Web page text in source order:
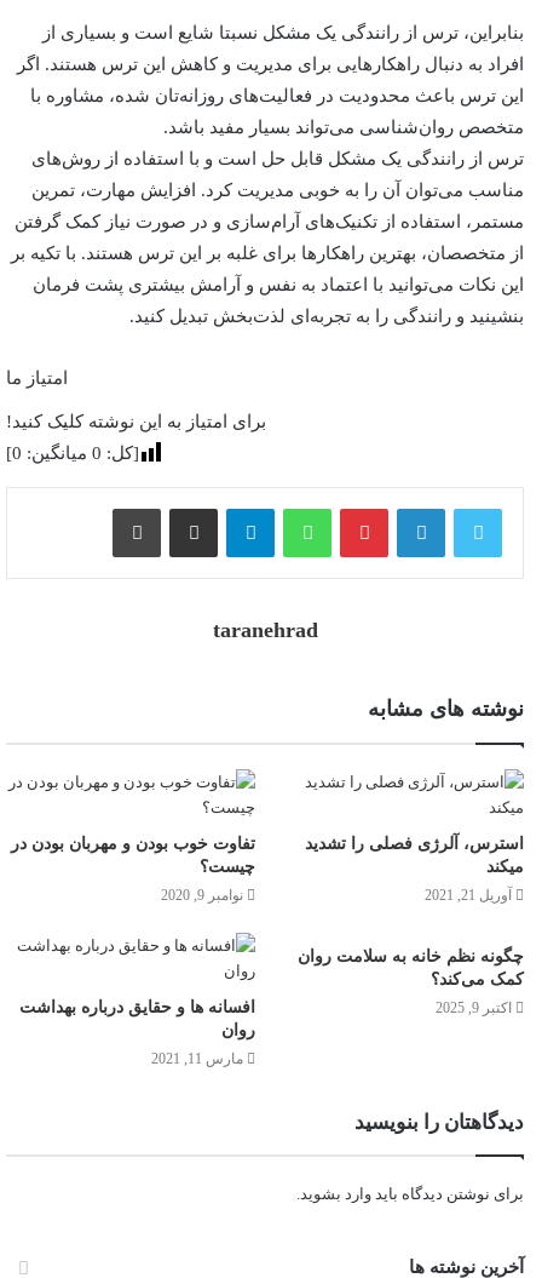
بنابراین، ترس از رانندگی یک مشکل نسبتا شایع است و بسیاری از
افراد به دنبال راهکارهایی برای مدیریت و کاهش این ترس هستند. اگر
این ترس باعث محدودیت در فعالیت‌های روزانه‌تان شده، مشاوره با
متخصص روان‌شناسی می‌تواند بسیار مفید باشد.
ترس از رانندگی یک مشکل قابل حل است و با استفاده از روش‌های
مناسب می‌توان آن را به خوبی مدیریت کرد. افزایش مهارت، تمرین
مستمر، استفاده از تکنیک‌های آرام‌سازی و در صورت نیاز کمک گرفتن
از متخصصان، بهترین راهکارها برای غلبه بر این ترس هستند. با تکیه بر
این نکات می‌توانید با اعتماد به نفس و آرامش بیشتری پشت فرمان
بنشینید و رانندگی را به تجربه‌ای لذت‌بخش تبدیل کنید.
امتیاز ما
برای امتیاز به این نوشته کلیک کنید!
[کل: 0 میانگین: 0
]
پینترست واتس آپ تلگرام اشتراک گذاری از طریق ایمیل
taranehrad
نوشته های مشابه
استرس، آلرژی فصلی را تشدید
میکند
آوریل 21, 2021
تفاوت خوب بودن و مهربان بودن در
چیست؟
نوامبر 9, 2020
چگونه نظم خانه به سلامت روان
کمک می‌کند؟
اکتبر 9, 2025
افسانه ها و حقایق درباره بهداشت
روان
مارس 11, 2021
دیدگاهتان را بنویسید
برای نوشتن دیدگاه باید وارد بشوید.
آخرین نوشته ها